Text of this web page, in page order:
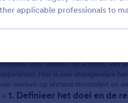
applicable professionals to
2. Problem Solving Points:
+3. Possible Owners and
+4. Differences of Creation
scenario voor werken op afstand, van
apparatuur. Hier is een stapsgewijze
van werken op afstand stroomlijnt en
+1. Definieer het doel en de